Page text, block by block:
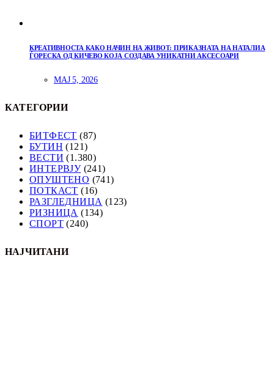
КРЕАТИВНОСТА КАКО НАЧИН НА ЖИВОТ: ПРИКАЗНАТА НА НАТАЛИА
ЃОРЕСКА ОД КИЧЕВО КОЈА СОЗДАВА УНИКАТНИ АКСЕСОАРИ
МАЈ 5, 2026
КАТЕГОРИИ
БИТФЕСТ (87)
БУТИН (121)
ВЕСТИ (1.380)
ИНТЕРВЈУ(241)
ОПУШТЕНО (741)
ПОТКАСТ (16)
РАЗГЛЕДНИЦА (123)
РИЗНИЦА (134)
СПОРТ (240)
НАЈЧИТАНИ